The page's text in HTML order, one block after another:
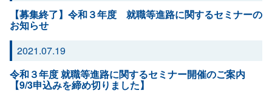
【募集終了】令和３年度 就職等進路に関するセミナーの
お知らせ
2021.07.19
令和３年度 就職等進路に関するセミナー開催のご案内
【9/3申込みを締め切りました】